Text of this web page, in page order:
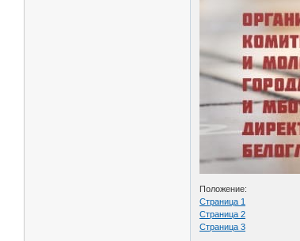
Положение:
Страница 1
Страница 2
Страница 3